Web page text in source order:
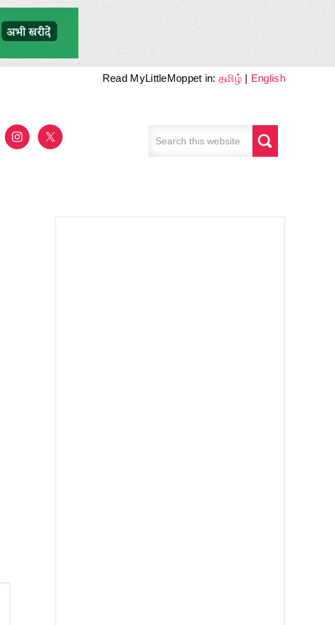
Read MyLittleMoppet in:தமிழ் | English